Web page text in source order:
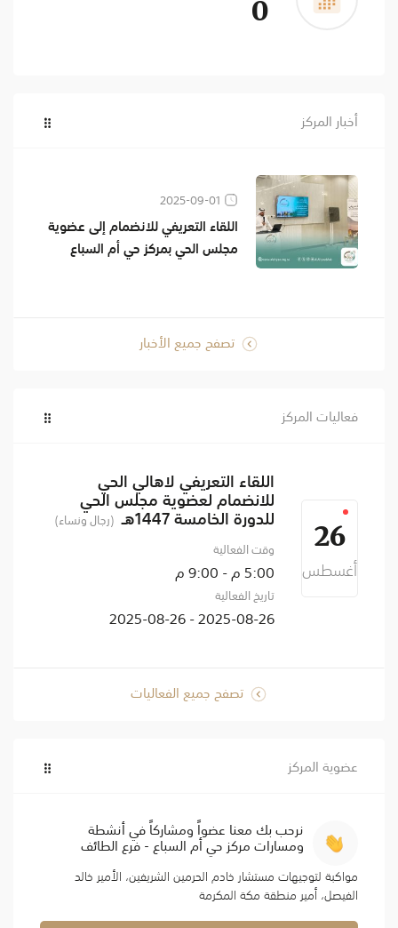
0
أخبار المركز
2025-09-01
اللقاء التعريفي للانضمام إلى عضوية
مجلس الحي بمركز حي أم السباع
تصفح جميع الأخبار
فعاليات المركز
26
أغسطس
اللقاء التعريفي لاهالي الحي
للانضمام لعضوية مجلس الحي
للدورة الخامسة 1447هـ
(رجال ونساء)
وقت الفعالية
5:00 م - 9:00 م
تاريخ الفعالية
2025-08-26 - 2025-08-26
تصفح جميع الفعاليات
عضوية المركز
نرحب بك معنا عضواً ومشاركاً في أنشطة
ومسارات مركز حي أم السباع - فرع الطائف
مواكبة لتوجيهات مستشار خادم الحرمين الشريفين، الأمير خالد
الفيصل، أمير منطقة مكة المكرمة